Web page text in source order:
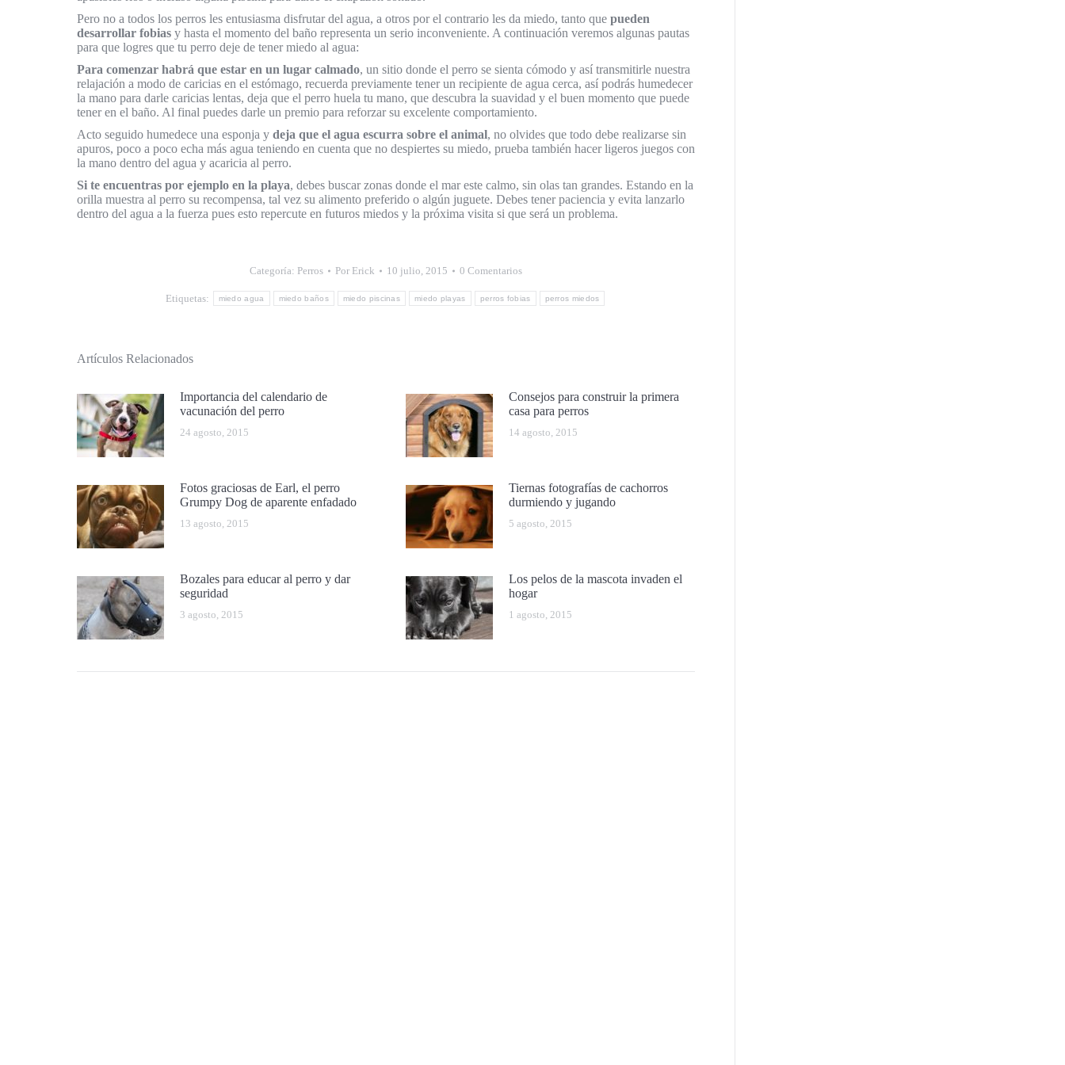
Pero no a todos los perros les entusiasma disfrutar del agua, a otros por el contrario les da miedo, tanto que pueden
desarrollar fobias y hasta el momento del baño representa un serio inconveniente. A continuación veremos algunas pautas
para que logres que tu perro deje de tener miedo al agua:
Para comenzar habrá que estar en un lugar calmado, un sitio donde el perro se sienta cómodo y así transmitirle nuestra
relajación a modo de caricias en el estómago, recuerda previamente tener un recipiente de agua cerca, así podrás humedecer
la mano para darle caricias lentas, deja que el perro huela tu mano, que descubra la suavidad y el buen momento que puede
tener en el baño. Al final puedes darle un premio para reforzar su excelente comportamiento.
Acto seguido humedece una esponja y deja que el agua escurra sobre el animal, no olvides que todo debe realizarse sin
apuros, poco a poco echa más agua teniendo en cuenta que no despiertes su miedo, prueba también hacer ligeros juegos con
la mano dentro del agua y acaricia al perro.
Si te encuentras por ejemplo en la playa, debes buscar zonas donde el mar este calmo, sin olas tan grandes. Estando en la
orilla muestra al perro su recompensa, tal vez su alimento preferido o algún juguete. Debes tener paciencia y evita lanzarlo
dentro del agua a la fuerza pues esto repercute en futuros miedos y la próxima visita si que será un problema.
Categoría: Perros Por Erick 10 julio, 2015 0 Comentarios
Etiquetas: miedo agua miedo baños miedo piscinas miedo playas perros fobias perros miedos
Artículos Relacionados
Importancia del calendario de
vacunación del perro
24 agosto, 2015
Consejos para construir la primera
casa para perros
14 agosto, 2015
Fotos graciosas de Earl, el perro
Grumpy Dog de aparente enfadado
13 agosto, 2015
Tiernas fotografías de cachorros
durmiendo y jugando
5 agosto, 2015
Bozales para educar al perro y dar
seguridad
3 agosto, 2015
Los pelos de la mascota invaden el
hogar
1 agosto, 2015